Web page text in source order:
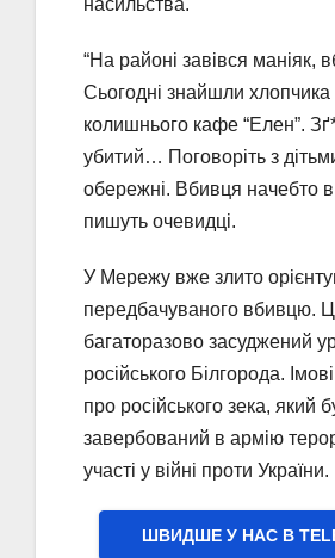
“На районі завівся маніяк,
Сьогодні знайшли хлопчика
колишнього кафе “Елен”.
убитий… Поговоріть з
обережні. Вбивця начебто
пишуть очевидці.
У Мережу вже злито
передбачуваного вбивцю.
багаторазово засуджений
російського Білгорода.
про російського зека, який
завербований в армію
участі у війні проти України.
ШВИДШЕ У НАС В